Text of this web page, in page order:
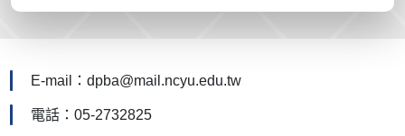
E-mail：dpba@mail.ncyu.edu.tw
電話：05-2732825